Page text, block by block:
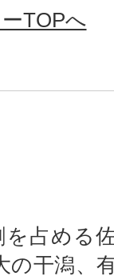
TOPへ
占める
の干潟、